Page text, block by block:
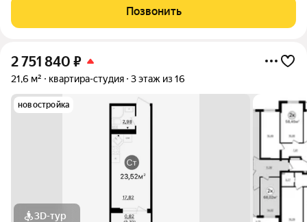
«Старт» предлагает современное жилье для активной жизни.
Комплекс включает в себя отдельно
Позвонить
2 751 840 ₽
21,6 м² квартира-студия 3 этаж из 16
новостройка
3D-тур